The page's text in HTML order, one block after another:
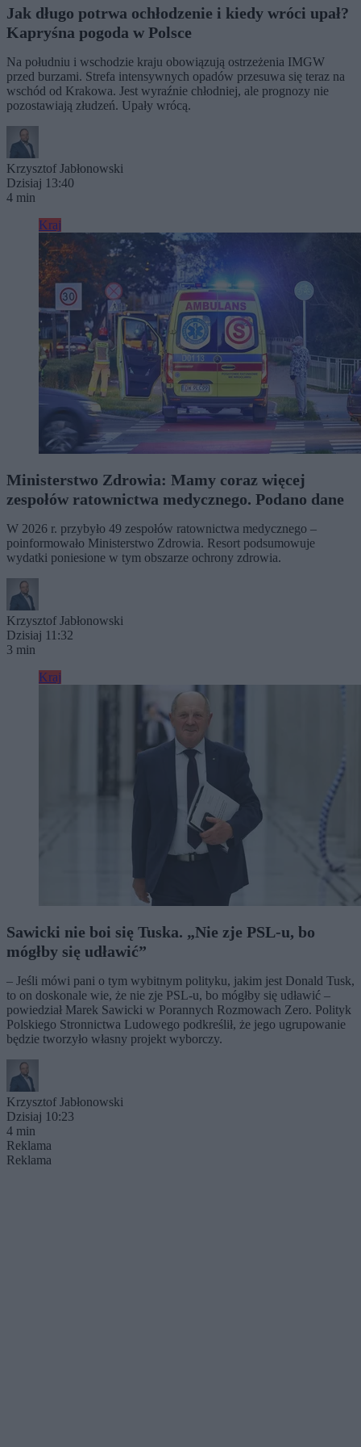
Jak długo potrwa ochłodzenie i kiedy wróci upał?
Kapryśna pogoda w Polsce
Na południu i wschodzie kraju obowiązują ostrzeżenia IMGW
przed burzami. Strefa intensywnych opadów przesuwa się teraz na
wschód od Krakowa. Jest wyraźnie chłodniej, ale prognozy nie
pozostawiają złudzeń. Upały wrócą.
Krzysztof Jabłonowski
Dzisiaj 13:40
4 min
Kraj
Ministerstwo Zdrowia: Mamy coraz więcej
zespołów ratownictwa medycznego. Podano dane
W 2026 r. przybyło 49 zespołów ratownictwa medycznego –
poinformowało Ministerstwo Zdrowia. Resort podsumowuje
wydatki poniesione w tym obszarze ochrony zdrowia.
Krzysztof Jabłonowski
Dzisiaj 11:32
3 min
Kraj
Sawicki nie boi się Tuska. „Nie zje PSL-u, bo
mógłby się udławić”
– Jeśli mówi pani o tym wybitnym polityku, jakim jest Donald Tusk,
to on doskonale wie, że nie zje PSL-u, bo mógłby się udławić –
powiedział Marek Sawicki w Porannych Rozmowach Zero. Polityk
Polskiego Stronnictwa Ludowego podkreślił, że jego ugrupowanie
będzie tworzyło własny projekt wyborczy.
Krzysztof Jabłonowski
Dzisiaj 10:23
4 min
Reklama
Reklama